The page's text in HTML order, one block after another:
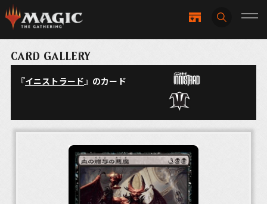
CARD GALLERY
『イニストラード』のカード